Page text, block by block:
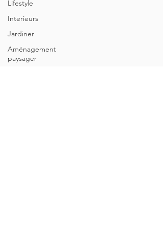
Lifestyle
Interieurs
Jardiner
Aménagement
paysager